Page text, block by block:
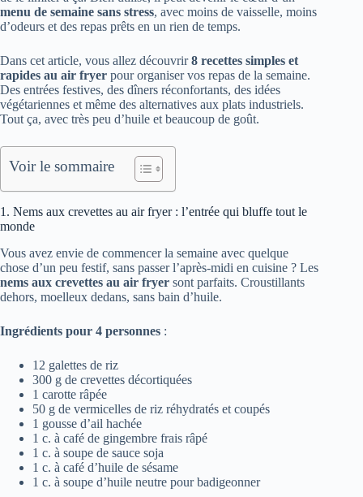
menu de semaine sans stress, avec moins de vaisselle, moins
d’odeurs et des repas prêts en un rien de temps.
Dans cet article, vous allez découvrir8 recettes simples et
rapides au air fryer pour organiser vos repas de la semaine.
Des entrées festives, des dîners réconfortants, des idées
végétariennes et même des alternatives aux plats industriels.
Tout ça, avec très peu d’huile et beaucoup de goût.
Voir le sommaire
1. Nems aux crevettes au air fryer : l’entrée qui bluffe tout le
monde
Vous avez envie de commencer la semaine avec quelque
chose d’un peu festif, sans passer l’après-midi en cuisine ? Les
nems aux crevettes au air fryer sont parfaits. Croustillants
dehors, moelleux dedans, sans bain d’huile.
Ingrédients pour 4 personnes :
12 galettes de riz
300 g de crevettes décortiquées
1 carotte râpée
50 g de vermicelles de riz réhydratés et coupés
1 gousse d’ail hachée
1 c. à café de gingembre frais râpé
1 c. à soupe de sauce soja
1 c. à café d’huile de sésame
1 c. à soupe d’huile neutre pour badigeonner